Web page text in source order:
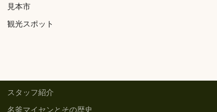
見本市
観光スポット
スタッフ紹介